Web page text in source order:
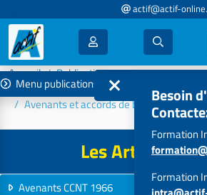
actif@actif-
Accueil
Publications
L'info conventionnelle CCNT 1966 et 1951
Avenants et accords de branche en ligne
Menu publications
Les Articles en
Avenants CCNT 1966
Besoin
Formation
Formation